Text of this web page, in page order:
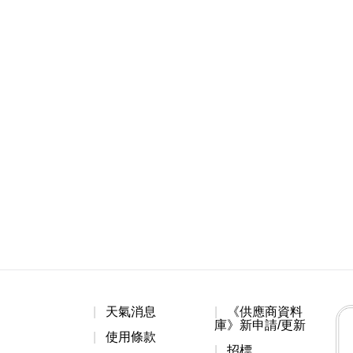
天氣消息
使用條款
《供應商資料
庫》新申請/更新
招標